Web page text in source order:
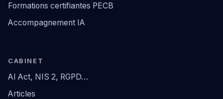
Formations certifiantes PECB
Accompagnement IA
CABINET
AI Act, NIS 2, RGPD…
Articles